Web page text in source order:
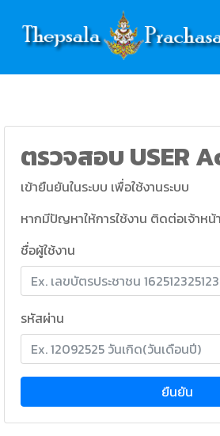
ตรวจสอบ USER
เข้ายืนยันในระบบ เพื่อใช้งานระบบ
หากมีปัญหาให้การใช้งาน ติดต่อเจ้าห
ชื่อผู้ใช้งาน
รหัสผ่าน
ยืนยัน